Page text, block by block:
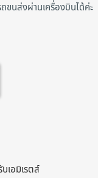
ขนส่งผ่านเครื่องบินได้ค่ะ
เอมิเรตส์